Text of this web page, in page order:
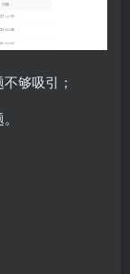
够吸引；